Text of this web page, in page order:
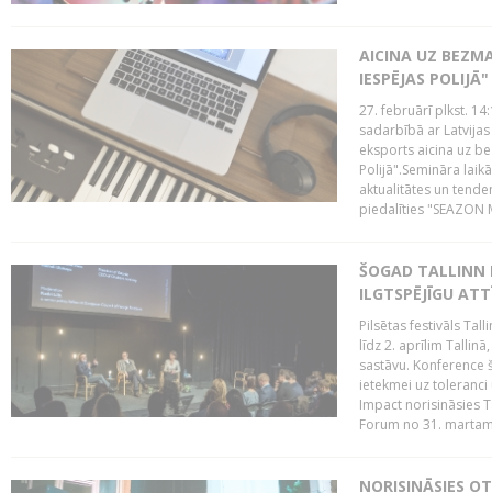
AICINA UZ
IESPĒJAS POLIJĀ"
27. februārī plkst.
sadarbībā ar
eksports aicina uz
Polijā".Semināra
aktualitātes un
piedalīties "SEAZON
ŠOGAD TALLINN
ILGTSPĒJĪGU
Pilsētas festivāls
līdz 2. aprīlim
sastāvu.
ietekmei uz
Impact norisināsies
Forum no 31.
NORISINĀSIES